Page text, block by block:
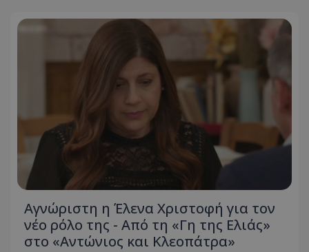
Αγνώριστη η Έλενα Χριστοφή για τον
νέο ρόλο της - Από τη «Γη της Ελιάς»
στο «Αντώνιος και Κλεοπάτρα»